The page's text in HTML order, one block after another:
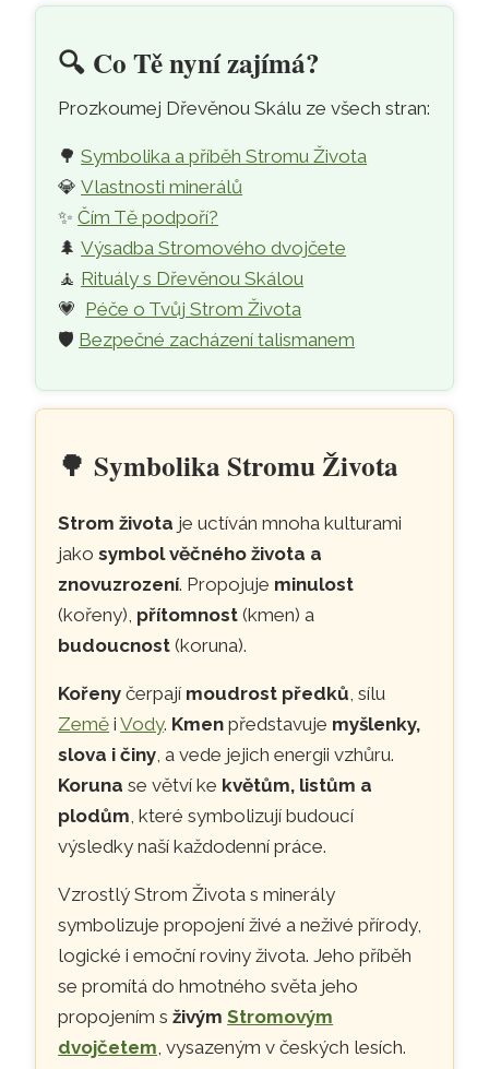
🔍️ Co Tě nyní zajímá?
Prozkoumej Dřevěnou Skálu ze všech stran:
🌳Symbolika a příběh Stromu Života
💎Vlastnosti minerálů
✨Čím Tě podpoří?
🌲Výsadba Stromového dvojčete
🧘 Rituály s Dřevěnou Skálou
💗 Péče o Tvůj Strom Života
🛡️ Bezpečné zacházení talismanem
🌳Symbolika Stromu Života
Strom života je uctíván mnoha kulturami
jakosymbol věčného života a
znovuzrození. Propojuje minulost
(kořeny), přítomnost (kmen) a
budoucnost (koruna).
Kořeny čerpají moudrost předků, sílu
Země iVody. Kmen představuje myšlenky,
slova i činy, a vede jejich energii vzhůru.
Koruna se větví ke květům, listům a
plodům, které symbolizují budoucí
výsledky naší každodenní práce.
Vzrostlý Strom Života s minerály
symbolizuje propojení živé a neživé přírody,
logické i emoční roviny života. Jeho příběh
se promítá do hmotného světa jeho
propojením sživýmStromovým
dvojčetem, vysazeným v českých lesích.